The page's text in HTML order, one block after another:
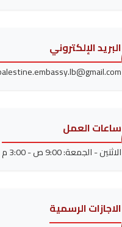
البريد الإلكتروني
ساعات العمل
الاثنين - الجمعة: 9:00 ص - 3:00 م
الاجازات الرسمية